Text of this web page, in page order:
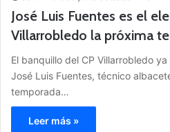
José Luis Fuentes es el
Villarrobledo la próxima
El banquillo del CP Villarrobledo
José Luis Fuentes, técnico
temporada…
Leer más »